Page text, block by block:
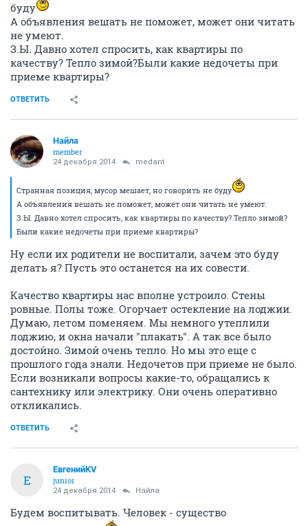
буду
А объявления вешать не поможет, может они читать
не умеют.
З.Ы. Давно хотел спросить, как квартиры по
качеству? Тепло зимой?Были какие недочеты при
приеме квартиры?
ОТВЕТИТЬ
Найла
member
24 декабря 2014 medant
Странная позиция, мусор мешает, но говорить не буду
А объявления вешать не поможет, может они читать не умеют.
З.Ы. Давно хотел спросить, как квартиры по качеству? Тепло зимой?
Были какие недочеты при приеме квартиры?
Ну если их родители не воспитали, зачем это буду
делать я? Пусть это останется на их совести.
Качество квартиры нас вполне устроило. Стены
ровные. Полы тоже. Огорчает остекление на лоджии.
Думаю, летом поменяем. Мы немного утеплили
лоджию, и окна начали "плакать". А так все было
достойно. Зимой очень тепло. Но мы это еще с
прошлого года знали. Недочетов при приеме не было.
Если возникали вопросы какие-то, обращались к
сантехнику или электрику. Они очень оперативно
откликались.
ОТВЕТИТЬ
Е
ЕвгенийKV
junior
24 декабря 2014 Найла
Будем воспитывать. Человек - существо